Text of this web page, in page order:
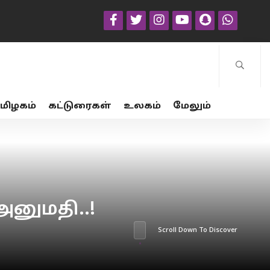
கட்டுரைகள் உலகம் மேலும்
Scroll Down To Discover